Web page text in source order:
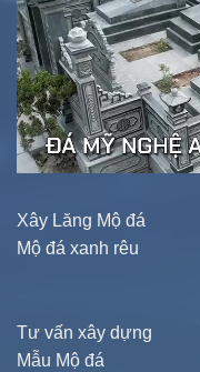
Xây Lăng Mộ đá
Mộ đá xanh rêu
Tư vấn xây dựng
Mẫu Mộ đá